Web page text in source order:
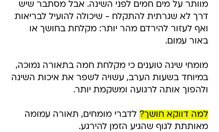
מוותר על מים חמים לפני השינה. אבל מסתבר שיש
דרך לא שגרתית להתקלח - שיכולה להועיל לבריאות
ואף לעזור להירדם מהר יותר: מקלחת בחושך או
באור עמום.
מומחי שינה טוענים כי מקלחת חמה בתאורה נמוכה,
במיוחד בשעות הערב, עשויה לשפר את איכות השינה
ולהפוך אותה לרגועה ומשקמת יותר.
למה דווקא חושך? לדברי מומחים, תאורה עמומה
מאותתת לגוף שהגיע הזמן להירגע.